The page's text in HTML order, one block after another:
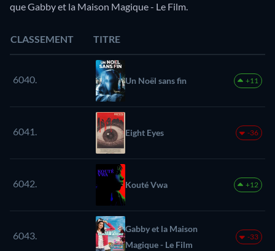
que Gabby et la Maison Magique - Le Film.
CLASSEMENT TITRE
6040. Un Noël sans fin +11
6041. Eight Eyes -36
6042. Kouté Vwa +12
6043.
Gabby et la Maison
Magique - Le Film
-33